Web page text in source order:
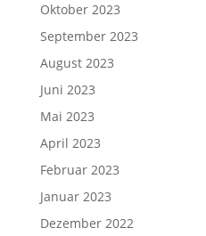
Oktober 2023
September 2023
August 2023
Juni 2023
Mai 2023
April 2023
Februar 2023
Januar 2023
Dezember 2022